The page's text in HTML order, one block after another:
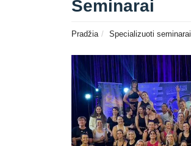
Seminarai
Pradžia Specializuoti seminarai